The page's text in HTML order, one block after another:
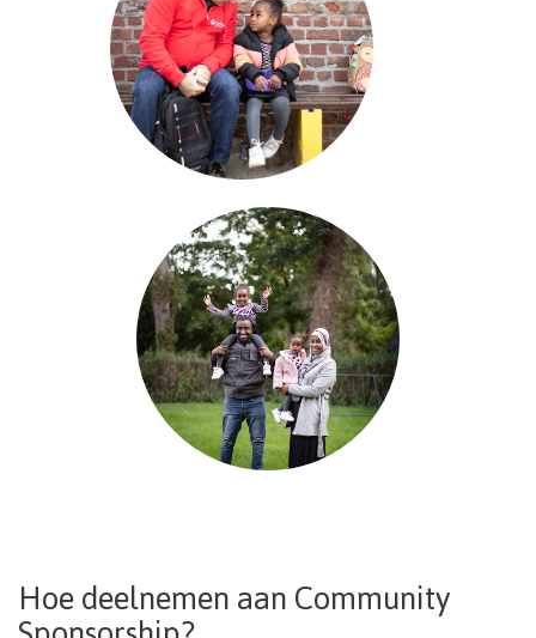
Hoe deelnemen aan Community